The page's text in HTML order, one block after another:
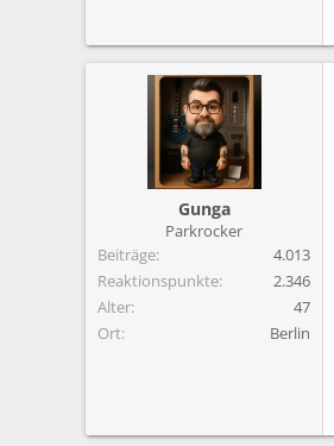
Gunga
Parkrocker
Beiträge
4.013
Reaktionspunkte
2.346
Alter
47
Ort
Berlin